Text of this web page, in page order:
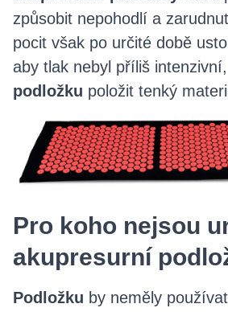
způsobit nepohodlí a
pocit však po určité době
aby tlak nebyl příliš
podložku položit tenký
Pro koho nejsou
akupresurní
Podložku by neměly